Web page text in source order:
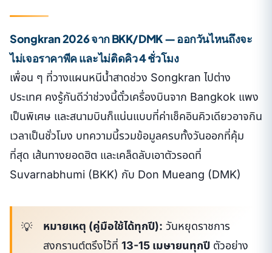
Songkran 2026 จาก BKK/DMK — ออกวันไหนถึงจะ
ไม่เจอราคาพีค และไม่ติดคิว 4 ชั่วโมง
เพื่อน ๆ ที่วางแผนหนีน้ำสาดช่วง Songkran ไปต่าง
ประเทศ คงรู้กันดีว่าช่วงนี้ตั๋วเครื่องบินจาก Bangkok แพง
เป็นพิเศษ และสนามบินก็แน่นแบบที่ค่าเช็คอินคิวเดียวอาจกิน
เวลาเป็นชั่วโมง บทความนี้รวมข้อมูลครบทั้งวันออกที่คุ้ม
ที่สุด เส้นทางยอดฮิต และเคล็ดลับเอาตัวรอดที่
Suvarnabhumi (BKK) กับ Don Mueang (DMK)
หมายเหตุ (คู่มือใช้ได้ทุกปี): วันหยุดราชการ
สงกรานต์ตรึงไว้ที่13-15 เมษายนทุกปี ตัวอย่าง